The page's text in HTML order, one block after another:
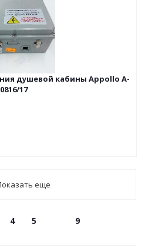
душевой кабины Appollo A-
0816/17
еще
4 5 9